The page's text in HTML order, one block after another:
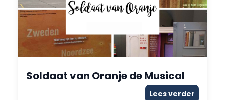
Soldaat van Oranje de Musical
Lees verder